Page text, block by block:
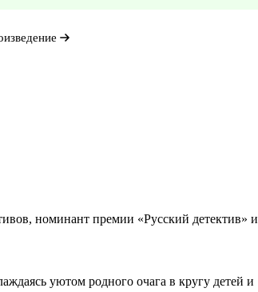
номинант премии «Русский детектив» и
уютом родного очага в кругу детей и